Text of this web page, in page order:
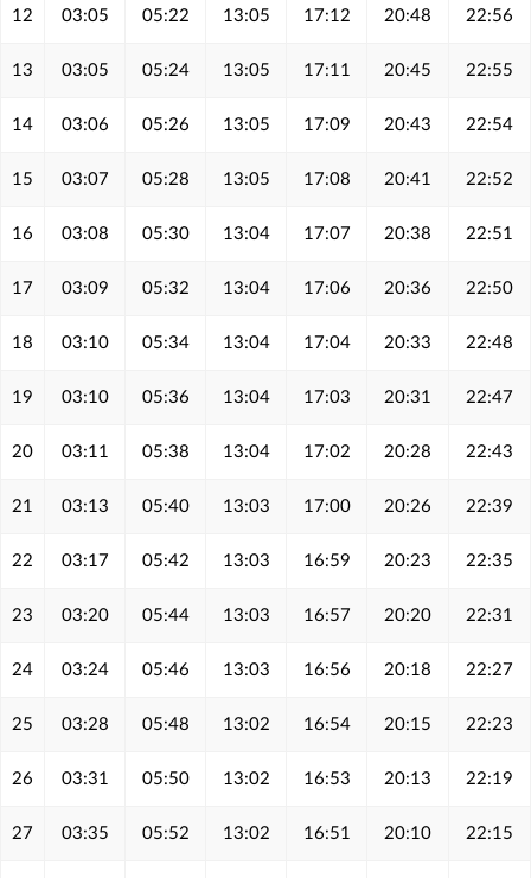
12 03:05 05:22 13:05 17:12 20:48 22:56
13 03:05 05:24 13:05 17:11 20:45 22:55
14 03:06 05:26 13:05 17:09 20:43 22:54
15 03:07 05:28 13:05 17:08 20:41 22:52
16 03:08 05:30 13:04 17:07 20:38 22:51
17 03:09 05:32 13:04 17:06 20:36 22:50
18 03:10 05:34 13:04 17:04 20:33 22:48
19 03:10 05:36 13:04 17:03 20:31 22:47
20 03:11 05:38 13:04 17:02 20:28 22:43
21 03:13 05:40 13:03 17:00 20:26 22:39
22 03:17 05:42 13:03 16:59 20:23 22:35
23 03:20 05:44 13:03 16:57 20:20 22:31
24 03:24 05:46 13:03 16:56 20:18 22:27
25 03:28 05:48 13:02 16:54 20:15 22:23
26 03:31 05:50 13:02 16:53 20:13 22:19
27 03:35 05:52 13:02 16:51 20:10 22:15